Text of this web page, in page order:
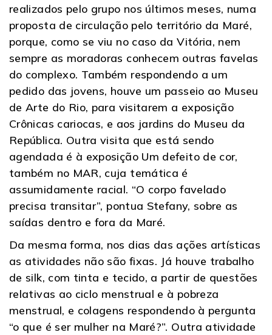
realizados pelo grupo nos últimos meses, numa
proposta de circulação pelo território da Maré,
porque, como se viu no caso da Vitória, nem
sempre as moradoras conhecem outras favelas
do complexo. Também respondendo a um
pedido das jovens, houve um passeio ao Museu
de Arte do Rio, para visitarem a exposição
Crônicas cariocas, e aos jardins do Museu da
República. Outra visita que está sendo
agendada é à exposição Um defeito de cor,
também no MAR, cuja temática é
assumidamente racial. “O corpo favelado
precisa transitar”, pontua Stefany, sobre as
saídas dentro e fora da Maré.
Da mesma forma, nos dias das ações artísticas
as atividades não são fixas. Já houve trabalho
de silk, com tinta e tecido, a partir de questões
relativas ao ciclo menstrual e à pobreza
menstrual, e colagens respondendo à pergunta
“o que é ser mulher na Maré?”. Outra atividade